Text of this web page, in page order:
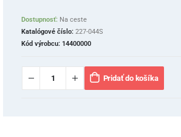
Dostupnosť: Na ceste
Katalógové číslo: 227-044S
Kód výrobcu: 14400000
Pridať do košíka